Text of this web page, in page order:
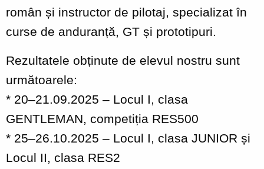
român și instructor de pilotaj, specializat în
curse de anduranță, GT și prototipuri.
Rezultatele obținute de elevul nostru sunt
următoarele:
* 20–21.09.2025 – Locul I, clasa
GENTLEMAN, competiția RES500
* 25–26.10.2025 – Locul I, clasa JUNIOR și
Locul II, clasa RES2